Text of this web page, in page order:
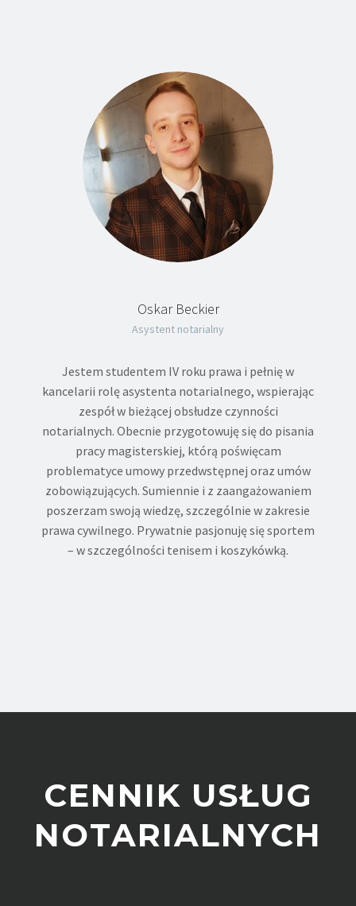
Oskar Beckier
Asystent notarialny
Jestem studentem IV roku prawa i pełnię w
kancelarii rolę asystenta notarialnego, wspierając
zespół w bieżącej obsłudze czynności
notarialnych. Obecnie przygotowuję się do pisania
pracy magisterskiej, którą poświęcam
problematyce umowy przedwstępnej oraz umów
zobowiązujących. Sumiennie i z zaangażowaniem
poszerzam swoją wiedzę, szczególnie w zakresie
prawa cywilnego. Prywatnie pasjonuję się sportem
– w szczególności tenisem i koszykówką.
CENNIK USŁUG
NOTARIALNYCH